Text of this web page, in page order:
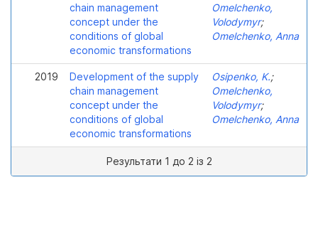
chain management
concept under the
conditions of global
economic transformations
Omelchenko,
Volodymyr;
Omelchenko, Anna
2019
Development of the supply
chain management
concept under the
conditions of global
economic transformations
Osipenko, K.;
Omelchenko,
Volodymyr;
Omelchenko, Anna
Результати 1 до 2 із 2